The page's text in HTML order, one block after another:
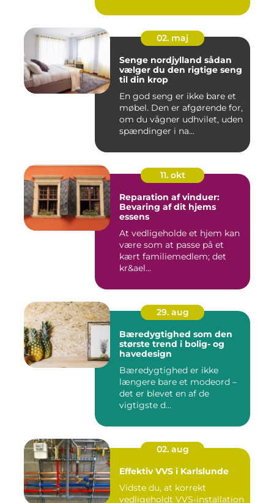
02. maj
Senge nordjylland sådan
vælger du den rigtige seng
til din krop
En god seng er ikke bare et
møbel. Den er afgørende for,
om du vågner udhvilet, uden
spændinger i na...
11. okt
Reparation af vinduer:
Bevaring af dit hjems
essens
At vedligeholde et hjem kan
være som at passe på et
kært familiemedlem; det
kr&ael...
29. aug
Bæredygtighed som den
største trend i bolig- og
havedesign
Bæredygtighed er ikke
længere bare et modeord –
det er blevet en af de
vigtigste d...
02. aug
Effektiv VVS i Karlslunde
Vidste du, at korrekt
vedligeholdt VVS-installation